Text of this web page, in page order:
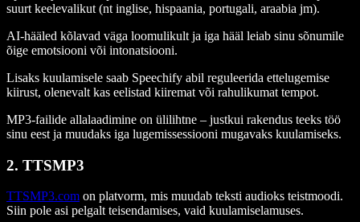
suurt keelevalikut (nt inglise, hispaania, portugali, araabia jm).
AI-hääled kõlavad väga loomulikult ja iga hääl leiab sinu sõnumile
õige emotsiooni või intonatsiooni.
Lisaks kuulamisele saab Speechify abil reguleerida ettelugemise
kiirust, olenevalt kas eelistad kiiremat või rahulikumat tempot.
MP3-failide allalaadimine on ülilihtne – justkui rakendus teeks töö
sinu eest ja muudaks iga lugemissessiooni mugavaks kuulamiseks.
2. TTSMP3
TTSMP3.com on platvorm, mis muudab teksti audioks teistmoodi.
Siin pole asi pelgalt teisendamises, vaid kuulamiselamuses.